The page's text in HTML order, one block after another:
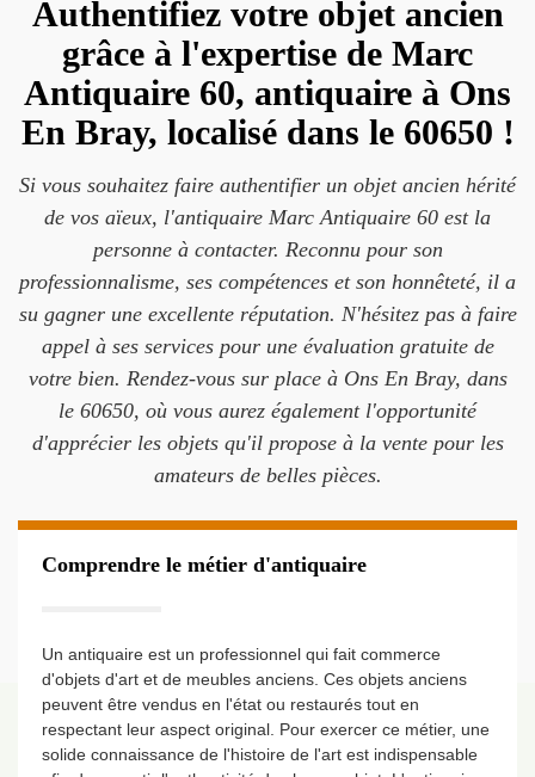
Authentifiez votre objet ancien
grâce à l'expertise de Marc
Antiquaire 60, antiquaire à Ons
En Bray, localisé dans le 60650 !
Si vous souhaitez faire authentifier un objet ancien hérité
de vos aïeux, l'antiquaire Marc Antiquaire 60 est la
personne à contacter. Reconnu pour son
professionnalisme, ses compétences et son honnêteté, il a
su gagner une excellente réputation. N'hésitez pas à faire
appel à ses services pour une évaluation gratuite de
votre bien. Rendez-vous sur place à Ons En Bray, dans
le 60650, où vous aurez également l'opportunité
d'apprécier les objets qu'il propose à la vente pour les
amateurs de belles pièces.
Comprendre le métier d'antiquaire
Un antiquaire est un professionnel qui fait commerce
d'objets d'art et de meubles anciens. Ces objets anciens
peuvent être vendus en l'état ou restaurés tout en
respectant leur aspect original. Pour exercer ce métier, une
solide connaissance de l'histoire de l'art est indispensable